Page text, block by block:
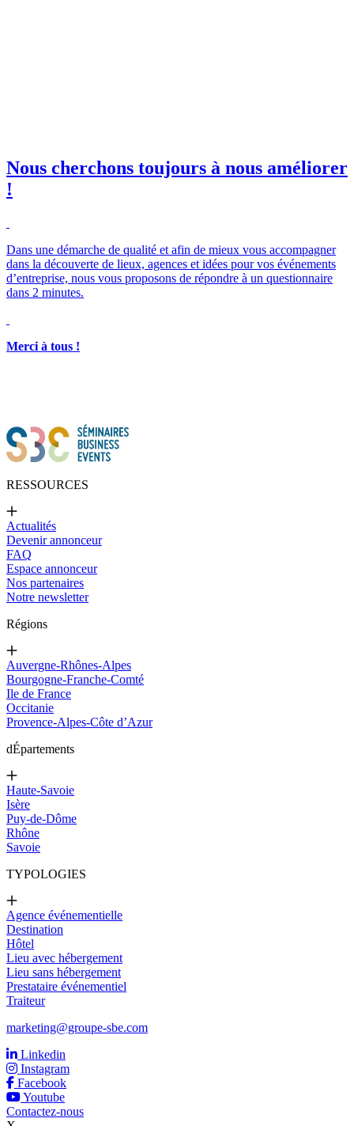
Nous cherchons toujours à nous améliorer
!
Merci à tous !
RESSOURCES
Actualités
Devenir annonceur
FAQ
Espace annonceur
Nos partenaires
Notre newsletter
Régions
Auvergne-Rhônes-Alpes
Bourgogne-Franche-Comté
Ile de France
Occitanie
Provence-Alpes-Côte d’Azur
dÉpartements
Haute-Savoie
Isère
Puy-de-Dôme
Rhône
Savoie
TYPOLOGIES
Agence événementielle
Destination
Hôtel
Lieu avec hébergement
Lieu sans hébergement
Prestataire événementiel
Traiteur
marketing@groupe-sbe.com
Linkedin
Instagram
Facebook
Youtube
Contactez-nous